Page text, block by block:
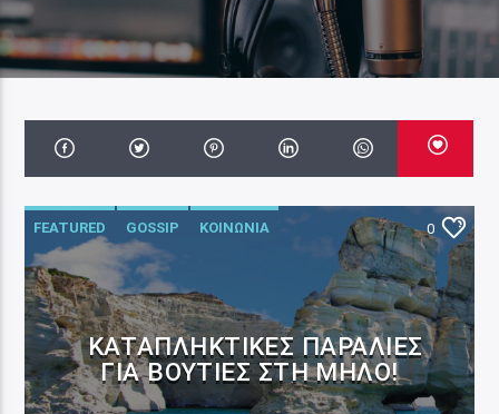
FEATURED GOSSIP ΚΟΙΝΩΝΙΑ 0
ΚΑΤΑΠΛΗΚΤΙΚΈΣ ΠΑΡΑΛΊΕΣ
ΓΙΑ ΒΟΥΤΙΈΣ ΣΤΗ ΜΉΛΟ!